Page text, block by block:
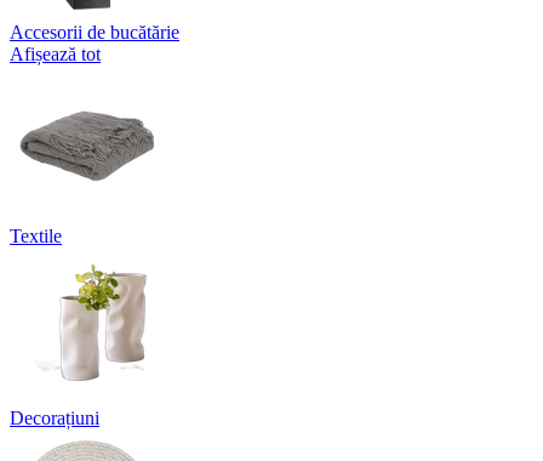
Accesorii de bucătărie
Afișează tot
Textile
Decorațiuni